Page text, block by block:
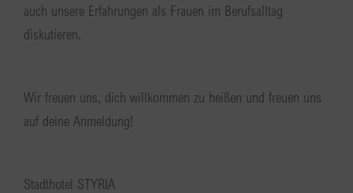
auch unsere Erfahrungen als Frauen im Berufsalltag
diskutieren.
Wir freuen uns, dich willkommen zu heißen und freuen uns
auf deine Anmeldung!
Stadthotel STYRIA